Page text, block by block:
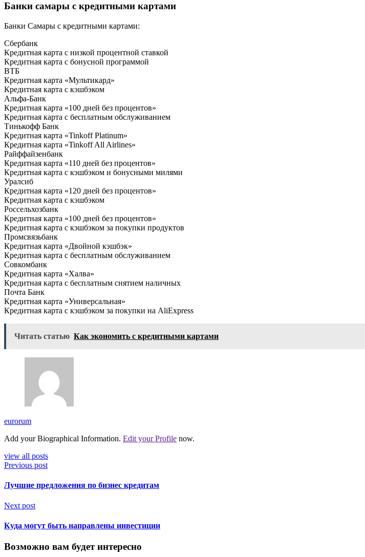
Банки самары с кредитными картами
Банки Самары с кредитными картами:
Сбербанк
Кредитная карта с низкой процентной ставкой
Кредитная карта с бонусной программой
ВТБ
Кредитная карта «Мультикард»
Кредитная карта с кэшбэком
Альфа-Банк
Кредитная карта «100 дней без процентов»
Кредитная карта с бесплатным обслуживанием
Тинькофф Банк
Кредитная карта «Tinkoff Platinum»
Кредитная карта «Tinkoff All Airlines»
Райффайзенбанк
Кредитная карта «110 дней без процентов»
Кредитная карта с кэшбэком и бонусными милями
Уралсиб
Кредитная карта «120 дней без процентов»
Кредитная карта с кэшбэком
Россельхозбанк
Кредитная карта «100 дней без процентов»
Кредитная карта с кэшбэком за покупки продуктов
Промсвязьбанк
Кредитная карта «Двойной кэшбэк»
Кредитная карта с бесплатным обслуживанием
Совкомбанк
Кредитная карта «Халва»
Кредитная карта с бесплатным снятием наличных
Почта Банк
Кредитная карта «Универсальная»
Кредитная карта с кэшбэком за покупки на AliExpress
Читать статью Как экономить с кредитными картами
eurorum
Add your Biographical Information. Edit your Profile now.
view all posts
Previous post
Лучшие предложения по бизнес кредитам
Next post
Куда могут быть направлены инвестиции
Возможно вам будет интересно